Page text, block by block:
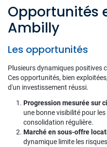
Opportunités
Ambilly
Les opportunités
Plusieurs dynamiques positives
Ces opportunités, bien
d'un investissement réussi.
Progression mesurée sur
une bonne visibilité pour
consolidation régulière.
Marché en sous-offre
dynamique limite les